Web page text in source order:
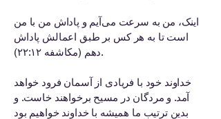
اینک، من به سرعت می‌آیم و پاداش من با من
است تا به هر کس بر طبق اعمالش پاداش
دهم (مکاشفه ۲۲:۱۲).
خداوند خود با فریادی از آسمان فرود خواهد
آمد. و مردگان در مسیح برخواهند خاست. و
بدین ترتیب ما همیشه با خداوند خواهیم بود